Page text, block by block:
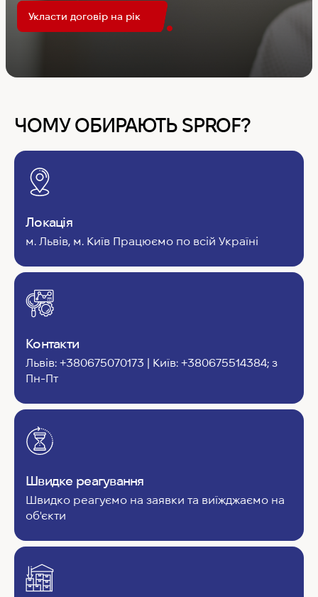
Укласти договір на рік
ЧОМУ ОБИРАЮТЬ SPROF?
Локація
м. Львів, м. Київ Працюємо по всій Україні
Контакти
Львів: +380675070173 | Київ: +380675514384; з
Пн-Пт
Швидке реагування
Швидко реагуємо на заявки та виїжджаємо на
об'єкти